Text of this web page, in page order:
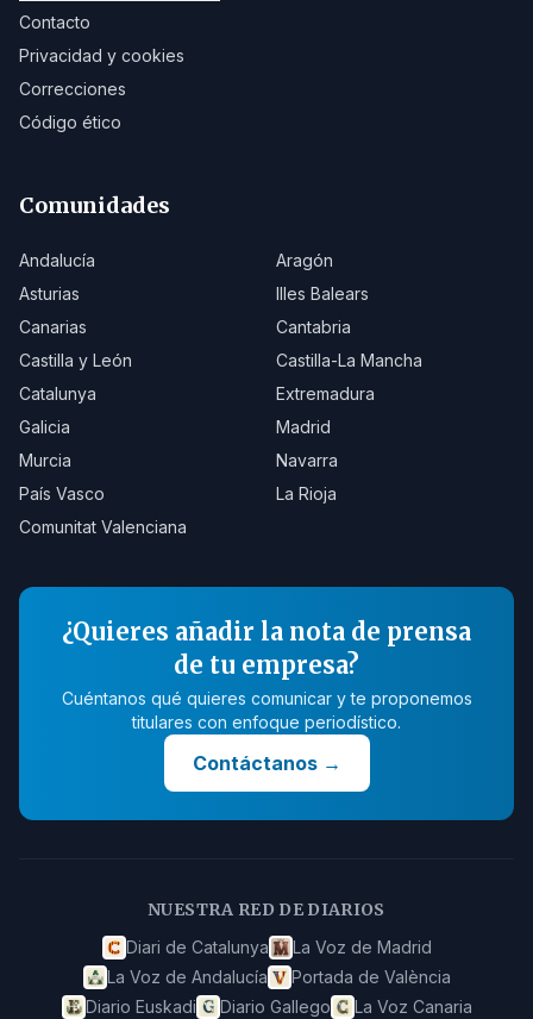
Contacto
Privacidad y cookies
Correcciones
Código ético
Comunidades
Andalucía
Aragón
Asturias
Illes Balears
Canarias
Cantabria
Castilla y León
Castilla-La Mancha
Catalunya
Extremadura
Galicia
Madrid
Murcia
Navarra
País Vasco
La Rioja
Comunitat Valenciana
¿Quieres añadir la nota de prensa
de tu empresa?
Cuéntanos qué quieres comunicar y te proponemos
titulares con enfoque periodístico.
Contáctanos→
NUESTRA RED DE DIARIOS
Diari de Catalunya
La Voz de Madrid
La Voz de Andalucía
Portada de València
Diario Euskadi
Diario Gallego La Voz Canaria